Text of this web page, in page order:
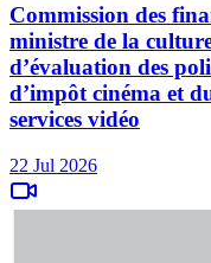
Commission des
ministre de la
d’évaluation des
d’impôt cinéma et
services vidéo
22 Jul 2026